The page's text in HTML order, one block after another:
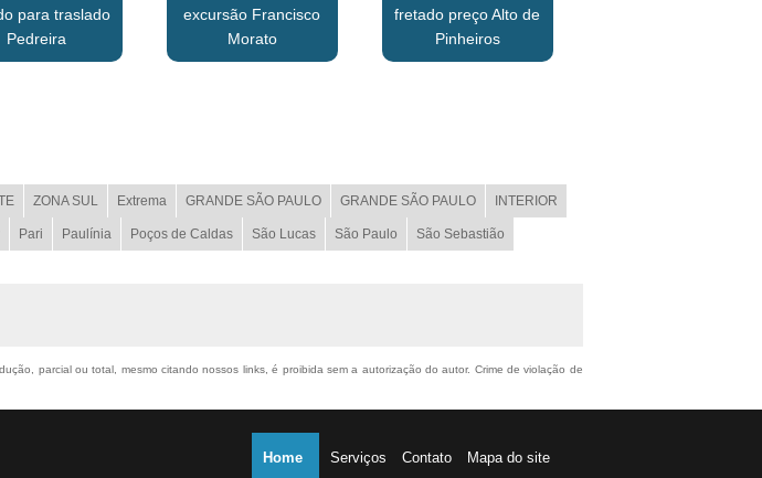
para traslado
Pedreira
excursão Francisco
Morato
fretado preço Alto de
Pinheiros
ZONA SUL Extrema GRANDE SÃO PAULO GRANDE SÃO PAULO INTERIOR
Pari Paulínia Poços de Caldas São Lucas São Paulo São Sebastião
parcial ou total, mesmo citando nossos links, é proibida sem a autorização do autor. Crime de violação de
Home Serviços Contato Mapa do site